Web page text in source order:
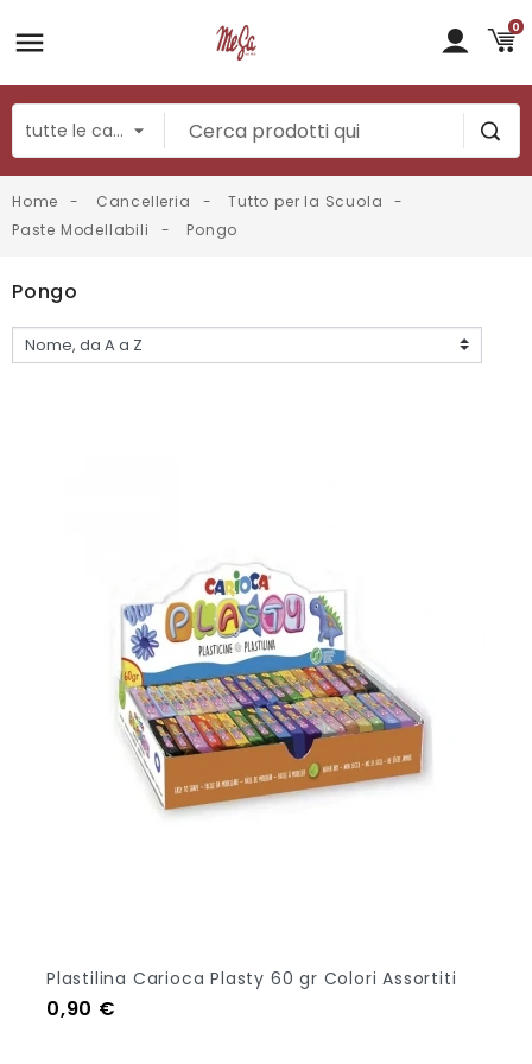
0
Home Cancelleria
Tutto per la Scuola
Paste Modellabili
Pongo
Pongo
Plastilina Carioca Plasty 60 gr Colori Assortiti
Prezzo
0,90 €